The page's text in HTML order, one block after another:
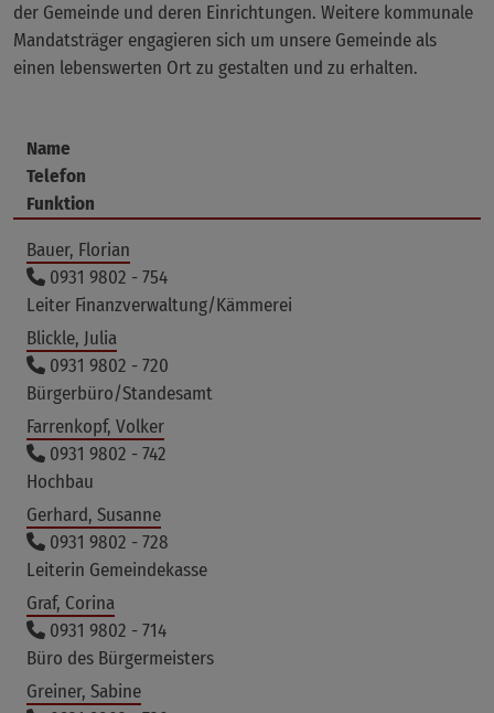
der Gemeinde und deren Einrichtungen. Weitere kommunale
Mandatsträger engagieren sich um unsere Gemeinde als
einen lebenswerten Ort zu gestalten und zu erhalten.
Name
Telefon
Funktion
Bauer, Florian
0931 9802 - 754
Leiter Finanzverwaltung/Kämmerei
Blickle, Julia
0931 9802 - 720
Bürgerbüro/Standesamt
Farrenkopf, Volker
0931 9802 - 742
Hochbau
Gerhard, Susanne
0931 9802 - 728
Leiterin Gemeindekasse
Graf, Corina
0931 9802 - 714
Büro des Bürgermeisters
Greiner, Sabine